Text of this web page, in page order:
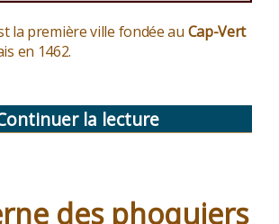
la première ville fondée au Cap-Vert
en 1462.
la lecture
la
des phoquiers